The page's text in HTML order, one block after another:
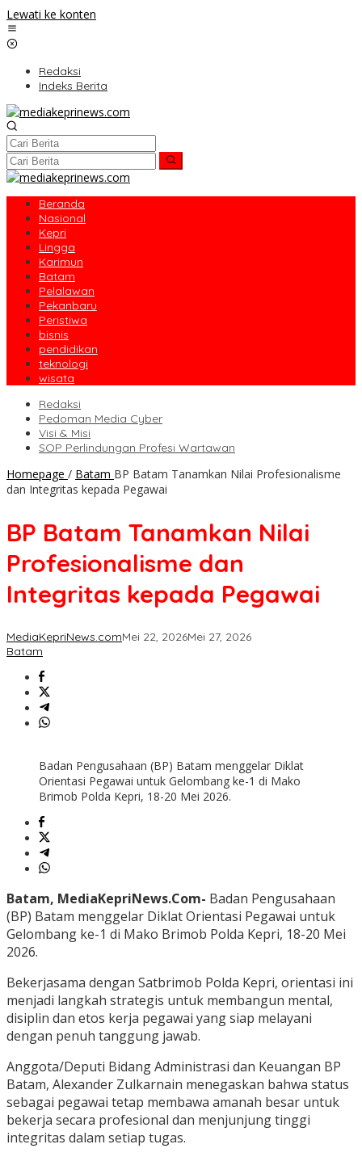
Lewati ke konten
Redaksi
Indeks Berita
Beranda
Nasional
Kepri
Lingga
Karimun
Batam
Pelalawan
Pekanbaru
Peristiwa
bisnis
pendidikan
teknologi
wisata
Redaksi
Pedoman Media Cyber
Visi & Misi
SOP Perlindungan Profesi Wartawan
Homepage / Batam BP Batam Tanamkan Nilai Profesionalisme
dan Integritas kepada Pegawai
BP Batam Tanamkan Nilai
Profesionalisme dan
Integritas kepada Pegawai
MediaKepriNews.comMei 22, 2026Mei 27, 2026
Batam
Badan Pengusahaan (BP) Batam menggelar Diklat
Orientasi Pegawai untuk Gelombang ke-1 di Mako
Brimob Polda Kepri, 18-20 Mei 2026.
Batam, MediaKepriNews.Com- Badan Pengusahaan
(BP) Batam menggelar Diklat Orientasi Pegawai untuk
Gelombang ke-1 di Mako Brimob Polda Kepri, 18-20 Mei
2026.
Bekerjasama dengan Satbrimob Polda Kepri, orientasi ini
menjadi langkah strategis untuk membangun mental,
disiplin dan etos kerja pegawai yang siap melayani
dengan penuh tanggung jawab.
Anggota/Deputi Bidang Administrasi dan Keuangan BP
Batam, Alexander Zulkarnain menegaskan bahwa status
sebagai pegawai tetap membawa amanah besar untuk
bekerja secara profesional dan menjunjung tinggi
integritas dalam setiap tugas.